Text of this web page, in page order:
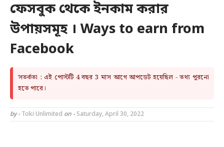
ফেসবুক থেকে ইনকাম করার
উপায়সমূহ । Ways to earn from
Facebook
সতর্কতা : এই পোস্টটি 4 বছর 3 মাস আগে আপডেট হয়েছিল - তথ্য পুরনো
হতে পারে।
by - Toki Unlimited on -Saturday, April 30, 2022